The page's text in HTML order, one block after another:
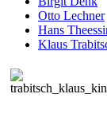
Otto Lechner
Hans
Klaus